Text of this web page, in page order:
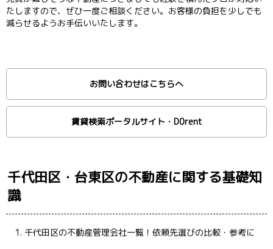
たしますので、ぜひ一度ご相談ください。お客様の負担を少しでも
減らせるようお手伝いいたします。
お問い合わせはこちらへ
賃貸検索ポータルサイト・D0rent
千代田区・台東区の不動産に関する基礎知
識
千代田区の不動産管理会社一覧！依頼先選びの比較・参考に